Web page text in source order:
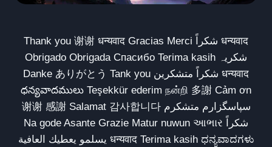
Thank you 谢谢 धन्यवाद Gracias Merci شكراً धन्यवाद
Obrigado Obrigada Спасибо Terima kasih شکریہ
Danke ありがとう Tank you شكراً متشكرين धन्यवाद
ధన్యవాదములు Teşekkür ederim நன்றி 多謝 Cảm ơn
谢谢 感謝 Salamat 감사합니다 سپاسگزارم متشکرم
Na gode Asante Grazie Matur nuwun આભાર شكراً
يسلمو يعطيك العافية धन्यवाद Terima kasih ಧನ್ಯವಾದಗಳು